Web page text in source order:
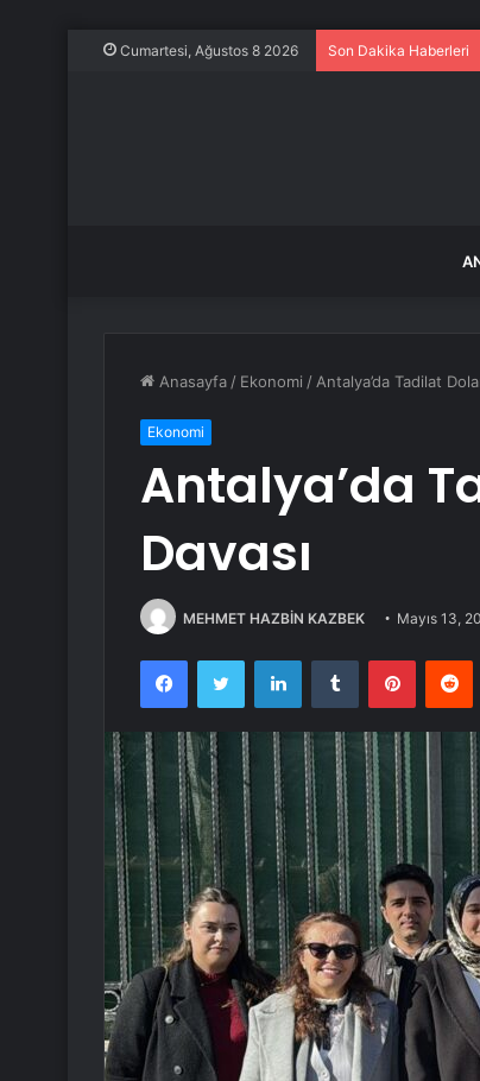
Cumartesi, Ağustos 8 2026 Son Dakika Haberleri
Anasayfa / Ekonomi / Antalya’da Tadilat
Ekonomi
Antalya’da
Davası
MEHMET HAZBİN KAZBEK Mayıs 13,
FacebookTwitter LinkedInTumblr Pinterest